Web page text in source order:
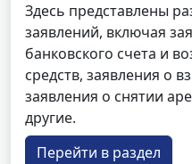
Здесь представлены
заявлений, включая
банковского счета и
средств, заявления о
заявления о снятии
другие.
Перейти в раздел